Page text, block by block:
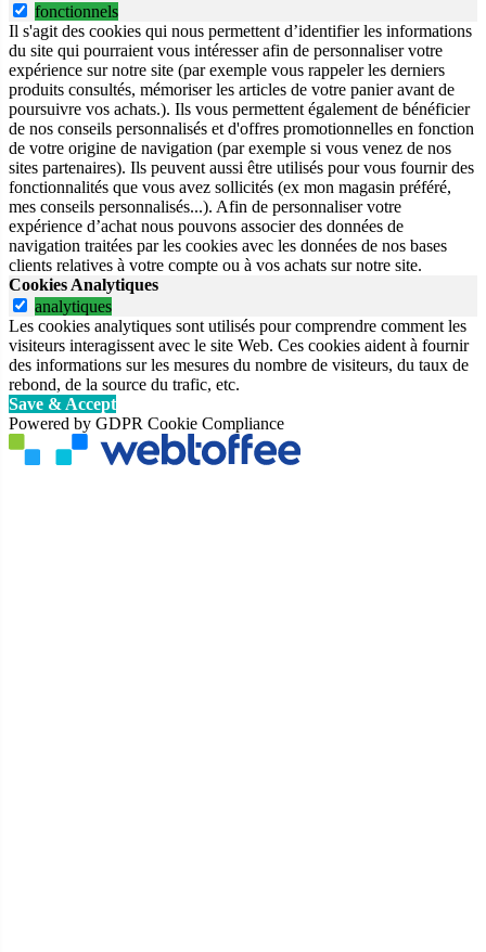
fonctionnels
Il s'agit des cookies qui nous permettent d’identifier les informations
du site qui pourraient vous intéresser afin de personnaliser votre
expérience sur notre site (par exemple vous rappeler les derniers
produits consultés, mémoriser les articles de votre panier avant de
poursuivre vos achats.). Ils vous permettent également de bénéficier
de nos conseils personnalisés et d'offres promotionnelles en fonction
de votre origine de navigation (par exemple si vous venez de nos
sites partenaires). Ils peuvent aussi être utilisés pour vous fournir des
fonctionnalités que vous avez sollicités (ex mon magasin préféré,
mes conseils personnalisés...). Afin de personnaliser votre
expérience d’achat nous pouvons associer des données de
navigation traitées par les cookies avec les données de nos bases
clients relatives à votre compte ou à vos achats sur notre site.
Cookies Analytiques
analytiques
Les cookies analytiques sont utilisés pour comprendre comment les
visiteurs interagissent avec le site Web. Ces cookies aident à fournir
des informations sur les mesures du nombre de visiteurs, du taux de
rebond, de la source du trafic, etc.
Save & Accept
Powered by GDPR Cookie Compliance